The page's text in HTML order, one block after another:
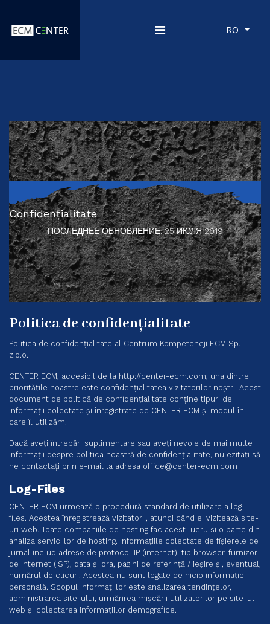
RO
Confidențialitate
ПОСЛЕДНЕЕ ОБНОВЛЕНИЕ: 25 ИЮЛЯ 2019
Politica de confidențialitate
Politica de confidențialitate al Centrum Kompetencji ECM Sp.
z.o.o.
CENTER ECM, accesibil de la http://center-ecm.com, una dintre
prioritățile noastre este confidențialitatea vizitatorilor noștri. Acest
document de politică de confidențialitate conține tipuri de
informații colectate și înregistrate de CENTER ECM și modul în
care îl utilizăm.
Dacă aveți întrebări suplimentare sau aveți nevoie de mai multe
informații despre politica noastră de confidențialitate, nu ezitați să
ne contactați prin e-mail la adresa office@center-ecm.com
Log-Files
CENTER ECM urmează o procedură standard de utilizare a log-
files. Acestea înregistrează vizitatorii, atunci când ei vizitează site-
uri web. Toate companiile de hosting fac acest lucru si o parte din
analiza serviciilor de hosting. Informațiile colectate de fișierele de
jurnal includ adrese de protocol IP (internet), tip browser, furnizor
de Internet (ISP), data și ora, pagini de referință / ieșire și, eventual,
numărul de clicuri. Acestea nu sunt legate de nicio informație
personală. Scopul informațiilor este analizarea tendințelor,
administrarea site-ului, urmărirea mișcării utilizatorilor pe site-ul
web și colectarea informațiilor demografice.